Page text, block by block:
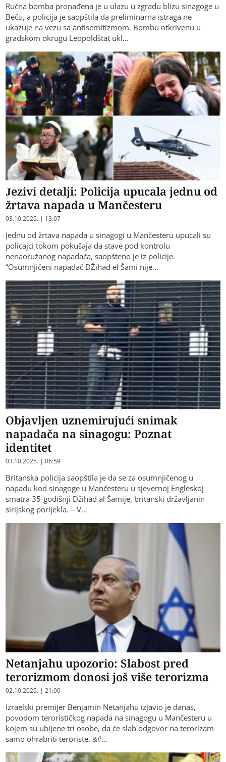
Ručna bomba pronađena je u ulazu u zgradu blizu sinagoge u
Beču, a policija je saopštila da preliminarna istraga ne
ukazuje na vezu sa antisemitizmom. Bombu otkrivenu u
gradskom okrugu Leopoldštat ukl…
Jezivi detalji: Policija upucala jednu od
žrtava napada u Mančesteru
03.10.2025. | 13:07
Jednu od žrtava napada u sinagogi u Mančesteru upucali su
policajci tokom pokušaja da stave pod kontrolu
nenaoružanog napadača, saopšteno je iz policije.
“Osumnjičeni napadač DŽihad el Šami nije…
Objavljen uznemirujući snimak
napadača na sinagogu: Poznat
identitet
03.10.2025. | 06:59
Britanska policija saopštila je da se za osumnjičenog u
napadu kod sinagoge u Mančesteru u sjevernoj Engleskoj
smatra 35-godišnji Džihad al Šamije, britanski državljanin
sirijskog porijekla. – V…
Netanjahu upozorio: Slabost pred
terorizmom donosi još više terorizma
02.10.2025. | 21:00
Izraelski premijer Benjamin Netanjahu izjavio je danas,
povodom terorističkog napada na sinagogu u Mančesteru u
kojem su ubijene tri osobe, da će slab odgovor na terorizam
samo ohrabriti teroriste. &#…